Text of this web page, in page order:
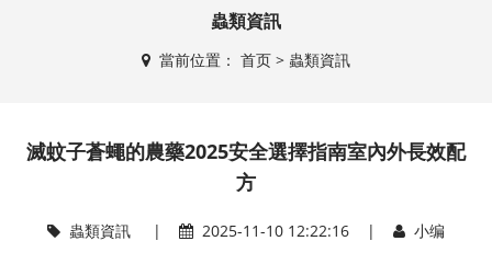
蟲類資訊
當前位置： 首页> 蟲類資訊
滅蚊子蒼蠅的農藥2025安全選擇指南室內外長效配
方
蟲類資訊| 2025-11-10 12:22:16 | 小编